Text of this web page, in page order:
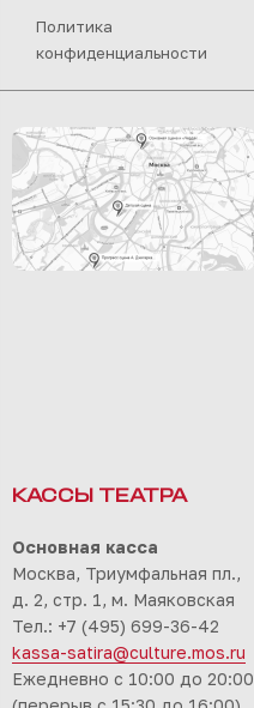
Политика
конфиденциальности
КАССЫ ТЕАТРА
Основная касса
Москва, Триумфальная пл.,
д. 2, стр. 1, м. Маяковская
Тел.: +7 (495) 699-36-42
kassa-satira@culture.mos.ru
Ежедневно с 10:00 до 20:00